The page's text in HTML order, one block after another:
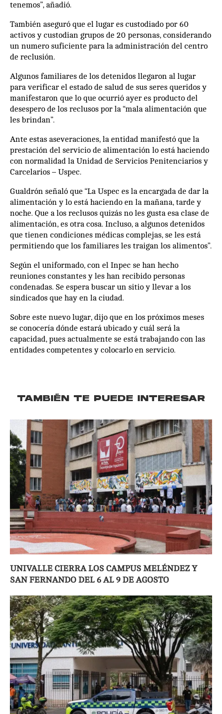
tenemos”, añadió.
También aseguró que el lugar es custodiado por 60
activos y custodian grupos de 20 personas, considerando
un numero suficiente para la administración del centro
de reclusión.
Algunos familiares de los detenidos llegaron al lugar
para verificar el estado de salud de sus seres queridos y
manifestaron que lo que ocurrió ayer es producto del
desespero de los reclusos por la “mala alimentación que
les brindan”.
Ante estas aseveraciones, la entidad manifestó que la
prestación del servicio de alimentación lo está haciendo
con normalidad la Unidad de Servicios Penitenciarios y
Carcelarios – Uspec.
Gualdrón señaló que “La Uspec es la encargada de dar la
alimentación y lo está haciendo en la mañana, tarde y
noche. Que a los reclusos quizás no les gusta esa clase de
alimentación, es otra cosa. Incluso, a algunos detenidos
que tienen condiciones médicas complejas, se les está
permitiendo que los familiares les traigan los alimentos”.
Según el uniformado, con el Inpec se han hecho
reuniones constantes y les han recibido personas
condenadas. Se espera buscar un sitio y llevar a los
sindicados que hay en la ciudad.
Sobre este nuevo lugar, dijo que en los próximos meses
se conocería dónde estará ubicado y cuál será la
capacidad, pues actualmente se está trabajando con las
entidades competentes y colocarlo en servicio.
TAMBIÉN TE PUEDE INTERESAR
UNIVALLE CIERRA LOS CAMPUS MELÉNDEZ Y
SAN FERNANDO DEL 6 AL 9 DE AGOSTO